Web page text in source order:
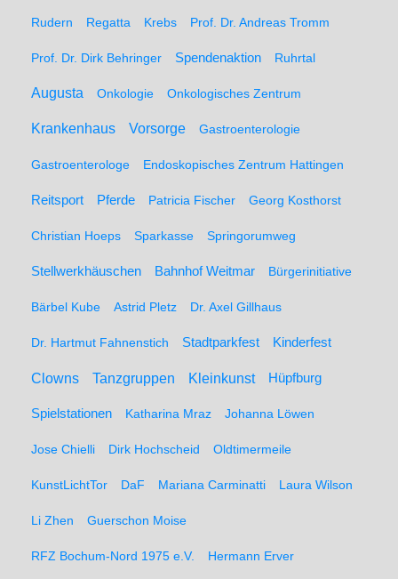
Rudern Regatta Krebs Prof. Dr. Andreas Tromm
Prof. Dr. Dirk Behringer Spendenaktion Ruhrtal
Augusta Onkologie Onkologisches Zentrum
Krankenhaus Vorsorge Gastroenterologie
Gastroenterologe Endoskopisches Zentrum Hattingen
Reitsport Pferde Patricia Fischer Georg Kosthorst
Christian Hoeps Sparkasse Springorumweg
Stellwerkhäuschen Bahnhof Weitmar Bürgerinitiative
Bärbel Kube Astrid Pletz Dr. Axel Gillhaus
Dr. Hartmut Fahnenstich Stadtparkfest Kinderfest
Clowns Tanzgruppen Kleinkunst Hüpfburg
Spielstationen Katharina Mraz Johanna Löwen
Jose Chielli Dirk Hochscheid Oldtimermeile
KunstLichtTor DaF Mariana Carminatti Laura Wilson
Li Zhen Guerschon Moise
RFZ Bochum-Nord 1975 e.V. Hermann Erver